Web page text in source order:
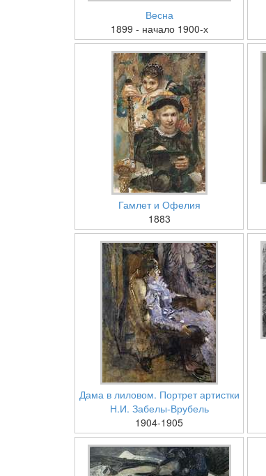
Весна
1899 - начало 1900-х
Гамлет и Офелия
1883
Дама в лиловом. Портрет артистки
Н.И. Забелы-Врубель
1904-1905